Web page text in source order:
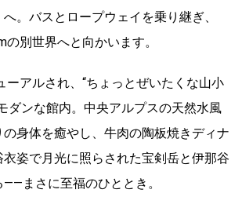
へ。バスとロープウェイを乗り継ぎ、
別世界へと向かいます。
ーアルされ、“ちょっとぜいたくな山小
ダンな館内。中央アルプスの天然水風
身体を癒やし、牛肉の陶板焼きディナ
姿で月光に照らされた宝剣岳と伊那谷
まさに至福のひととき。